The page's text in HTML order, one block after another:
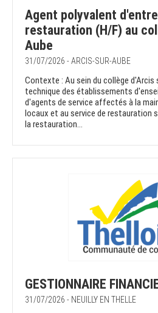
Agent polyvalent
restauration (H/F) au
Aube
31/07/2026 - ARCIS-SUR-AUBE
Contexte : Au sein du collège d'Arcis
technique des établissements
d'agents de service affectés à la
locaux et au service de restauration
la restauration...
GESTIONNAIRE
31/07/2026 - NEUILLY EN THELLE